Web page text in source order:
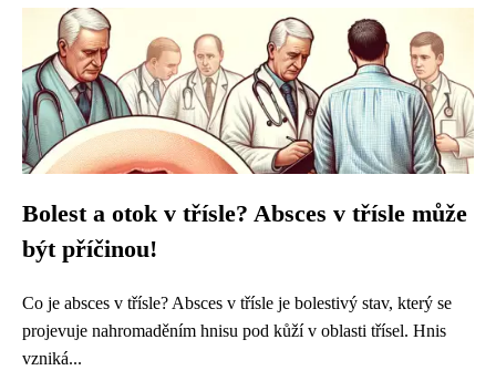
Bolest a otok v třísle? Absces v třísle může
být příčinou!
Co je absces v třísle? Absces v třísle je bolestivý stav, který se
projevuje nahromaděním hnisu pod kůží v oblasti třísel. Hnis
vzniká...